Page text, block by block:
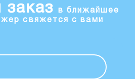
в ближайшее
свяжется с вами